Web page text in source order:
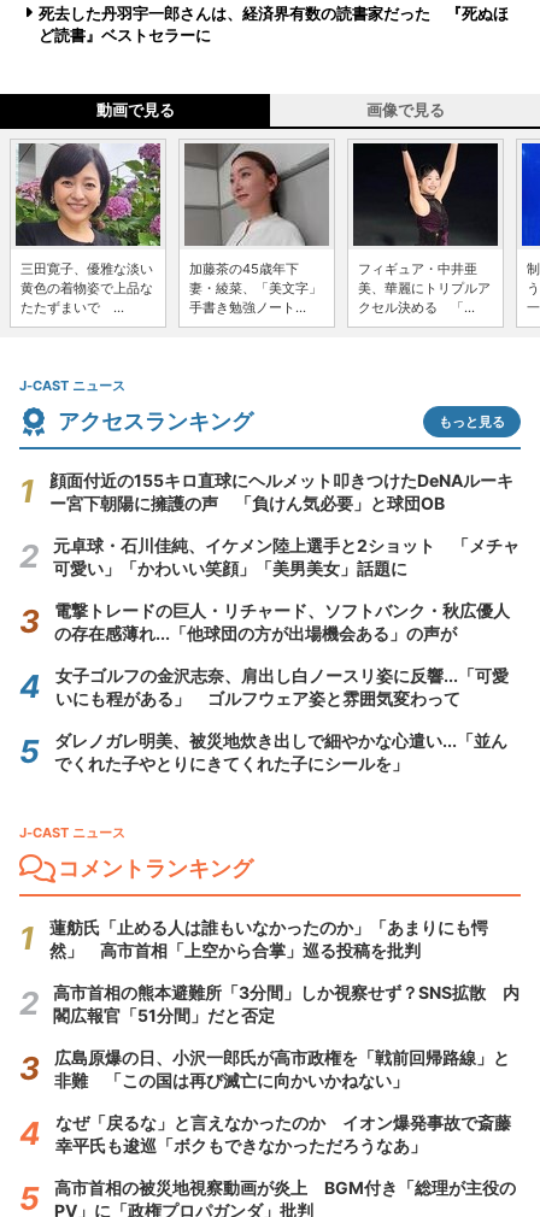
死去した丹羽宇一郎さんは、経済界有数の読書家だった 『死ぬほ
ど読書』ベストセラーに
動画で見る 画像で見る
三田寛子、優雅な淡い
黄色の着物姿で上品な
たたずまいで ...
加藤茶の45歳年下
妻・綾菜、「美文字」
手書き勉強ノート...
フィギュア・中井亜
美、華麗にトリプルア
クセル決める 「...
J-CAST ニュース
アクセスランキング もっと見る
顔面付近の155キロ直球にヘルメット叩きつけたDeNAルーキ
ー宮下朝陽に擁護の声 「負けん気必要」と球団OB
元卓球・石川佳純、イケメン陸上選手と2ショット 「メチャ
可愛い」「かわいい笑顔」「美男美女」話題に
電撃トレードの巨人・リチャード、ソフトバンク・秋広優人
の存在感薄れ...「他球団の方が出場機会ある」の声が
女子ゴルフの金沢志奈、肩出し白ノースリ姿に反響...「可愛
いにも程がある」 ゴルフウェア姿と雰囲気変わって
ダレノガレ明美、被災地炊き出しで細やかな心遣い...「並ん
でくれた子やとりにきてくれた子にシールを」
J-CAST ニュース
コメントランキング
蓮舫氏「止める人は誰もいなかったのか」「あまりにも愕
然」 高市首相「上空から合掌」巡る投稿を批判
高市首相の熊本避難所「3分間」しか視察せず？SNS拡散 内
閣広報官「51分間」だと否定
広島原爆の日、小沢一郎氏が高市政権を「戦前回帰路線」と
非難 「この国は再び滅亡に向かいかねない」
なぜ「戻るな」と言えなかったのか イオン爆発事故で斎藤
幸平氏も逡巡「ボクもできなかっただろうなあ」
高市首相の被災地視察動画が炎上 BGM付き「総理が主役の
PV」に「政権プロパガンダ」批判